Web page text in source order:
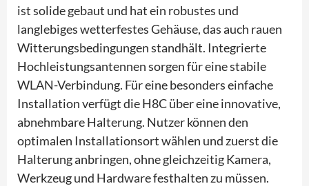
ist solide gebaut und hat ein robustes und
langlebiges wetterfestes Gehäuse, das auch rauen
Witterungsbedingungen standhält. Integrierte
Hochleistungsantennen sorgen für eine stabile
WLAN-Verbindung. Für eine besonders einfache
Installation verfügt die H8C über eine innovative,
abnehmbare Halterung. Nutzer können den
optimalen Installationsort wählen und zuerst die
Halterung anbringen, ohne gleichzeitig Kamera,
Werkzeug und Hardware festhalten zu müssen.